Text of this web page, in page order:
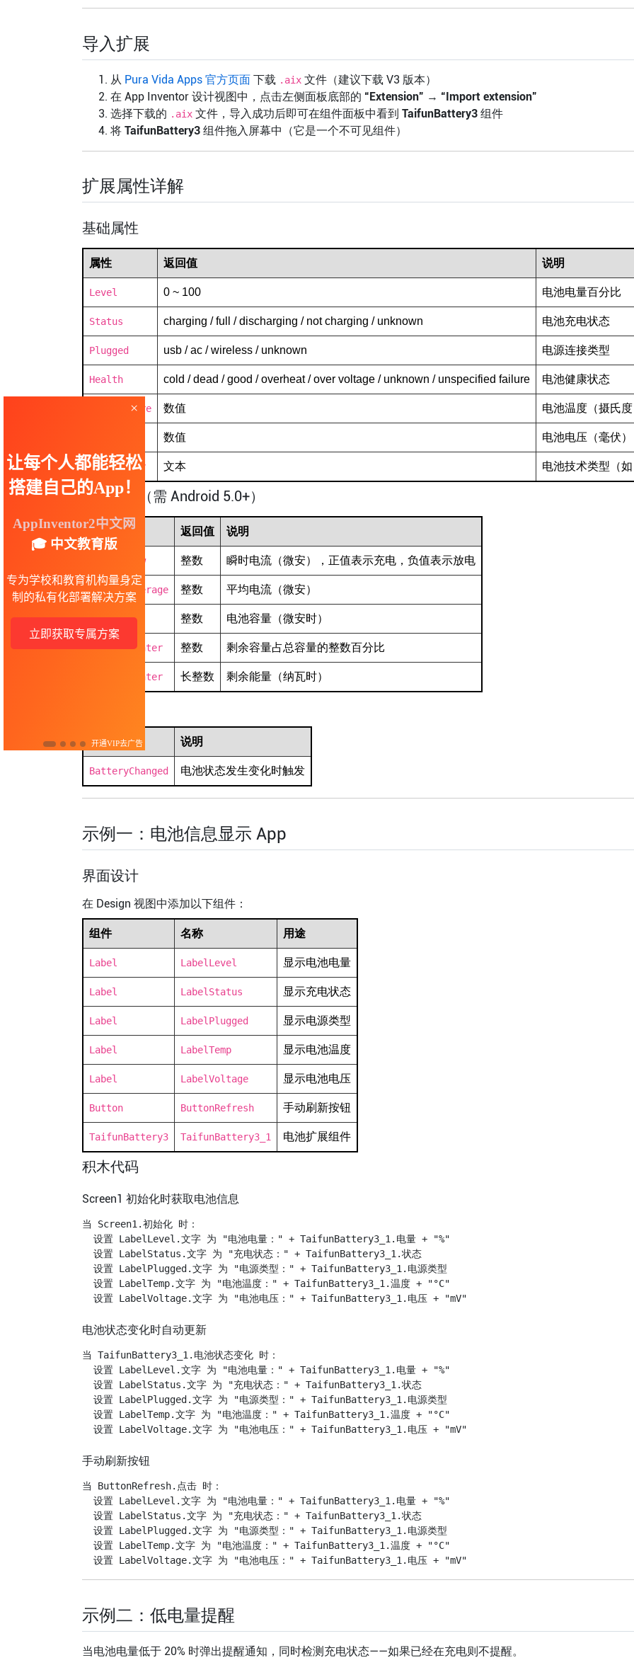
导入扩展
从 Pura Vida Apps 官方页面下载 .aix文件（建议下载 V3 版本）
在 App Inventor 设计视图中，点击左侧面板底部的 “Extension” → “Import extension”
选择下载的 .aix文件，导入成功后即可在组件面板中看到 TaifunBattery3组件
将 TaifunBattery3组件拖入屏幕中（它是一个不可见组件）
扩展属性详解
基础属性
属性 返回值 说明
Level 0 ~ 100 电池电量百分比
Status charging / full / discharging / not charging / unknown 电池充电状态
Plugged usb / ac / wireless / unknown 电源连接类型
Health cold / dead / good / overheat / over voltage / unknown / unspecified failure 电池健康状态
Temperature 数值 电池温度（摄氏
数值 电池电压（毫伏）
Technology 文本 电池技术类型（
高级属性（需 Android 5.0+）
属性 返回值 说明
CurrentNow 整数 瞬时电流（微安），正值表示充电，负值表示放电
CurrentAverage 整数 平均电流（微安）
Capacity 整数 电池容量（微安时）
ChargeCounter 整数 剩余容量占总容量的整数百分比
EnergyCounter 长整数 剩余能量（纳瓦时）
事件 说明
BatteryChanged 电池状态发生变化时触发
示例一：电池信息显示 App
界面设计
在 Design 视图中添加以下组件：
组件 名称 用途
Label LabelLevel 显示电池电量
Label LabelStatus 显示充电状态
Label LabelPlugged 显示电源类型
Label LabelTemp 显示电池温度
Label LabelVoltage 显示电池电压
Button ButtonRefresh 手动刷新按钮
TaifunBattery3 TaifunBattery3_1 电池扩展组件
积木代码
Screen1 初始化时获取电池信息
当 Screen1.初始化 时：
  设置 LabelLevel.文字 为 "电池电量：" + TaifunBattery3_1.电量 + "%"
  设置 LabelStatus.文字 为 "充电状态：" + TaifunBattery3_1.状态
  设置 LabelPlugged.文字 为 "电源类型：" + TaifunBattery3_1.电源类型
  设置 LabelTemp.文字 为 "电池温度：" + TaifunBattery3_1.温度 + "°C"
电池状态变化时自动更新
当 TaifunBattery3_1.电池状态变化 时：
  设置 LabelLevel.文字 为 "电池电量：" + TaifunBattery3_1.电量 + "%"
  设置 LabelStatus.文字 为 "充电状态：" + TaifunBattery3_1.状态
  设置 LabelPlugged.文字 为 "电源类型：" + TaifunBattery3_1.电源类型
  设置 LabelTemp.文字 为 "电池温度：" + TaifunBattery3_1.温度 + "°C"
手动刷新按钮
当 ButtonRefresh.点击 时：
  设置 LabelLevel.文字 为 "电池电量：" + TaifunBattery3_1.电量 + "%"
  设置 LabelStatus.文字 为 "充电状态：" + TaifunBattery3_1.状态
  设置 LabelPlugged.文字 为 "电源类型：" + TaifunBattery3_1.电源类型
  设置 LabelTemp.文字 为 "电池温度：" + TaifunBattery3_1.温度 + "°C"
示例二：低电量提醒
当电池电量低于 20% 时弹出提醒通知，同时检测充电状态——如果已经在充电则不提醒。